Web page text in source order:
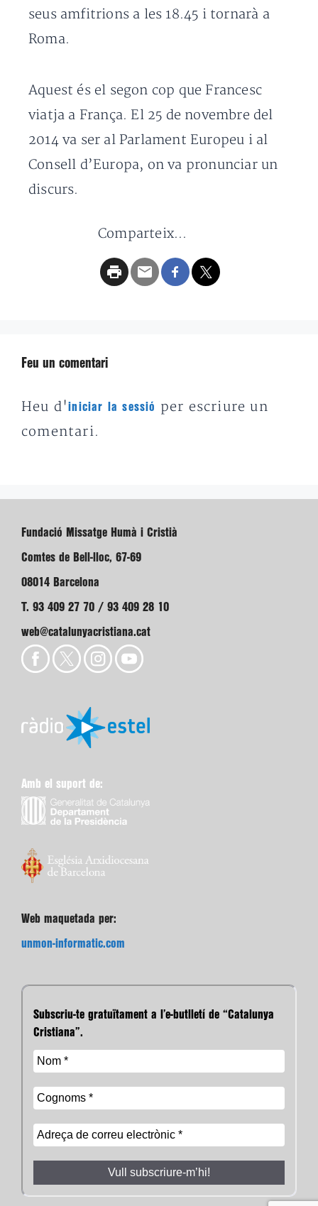
seus amfitrions a les 18.45 i tornarà a
Roma.
Aquest és el segon cop que Francesc
viatja a França. El 25 de novembre del
2014 va ser al Parlament Europeu i al
Consell d’Europa, on va pronunciar un
discurs.
Comparteix...
Feu un comentari
Heu d'iniciar la sessió
per escriure un
comentari.
Fundació Missatge Humà i Cristià
Comtes de Bell-lloc, 67-69
08014 Barcelona
T. 93 409 27 70 / 93 409 28 10
web@catalunyacristiana.cat
Amb el suport de:
Web maquetada per:
unmon-informatic.com
Subscriu-te gratuïtament a l’e-butlletí de “Catalunya
Cristiana”.